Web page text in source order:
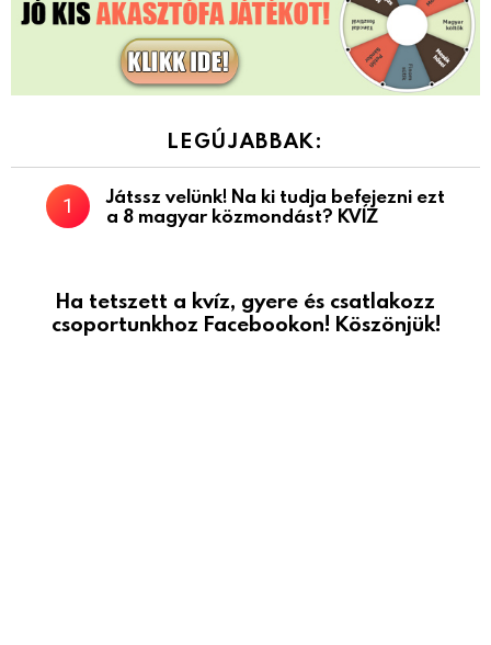
LEGÚJABBAK:
Játssz velünk! Na ki tudja befejezni ezt
a 8 magyar közmondást? KVÍZ
Ha tetszett a kvíz, gyere és csatlakozz
csoportunkhoz Facebookon! Köszönjük!